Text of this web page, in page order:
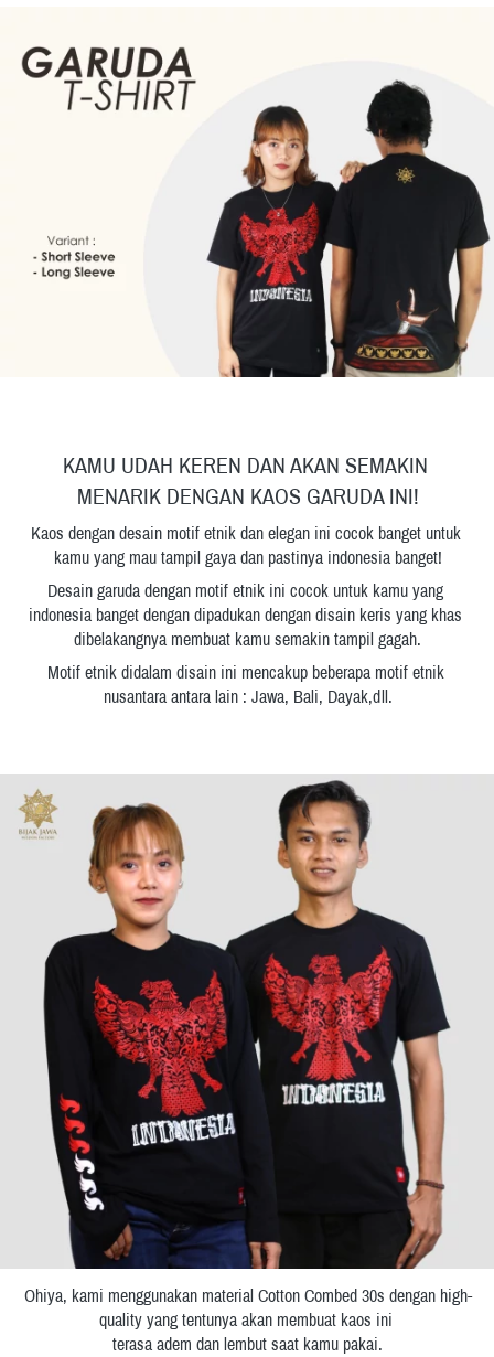
KAMU UDAH KEREN DAN AKAN SEMAKIN
MENARIK DENGAN KAOS GARUDA INI!
Kaos dengan desain motif etnik dan elegan ini cocok banget untuk
kamu yang mau tampil gaya dan pastinya indonesia banget!
Desain garuda dengan motif etnik ini cocok untuk kamu yang
indonesia banget dengan dipadukan dengan disain keris yang khas
dibelakangnya membuat kamu semakin tampil gagah.
Motif etnik didalam disain ini mencakup beberapa motif etnik
nusantara antara lain : Jawa, Bali, Dayak,dll.
Ohiya, kami menggunakan material Cotton Combed 30s dengan high-
quality yang tentunya akan membuat kaos ini
terasa adem dan lembut saat kamu pakai.